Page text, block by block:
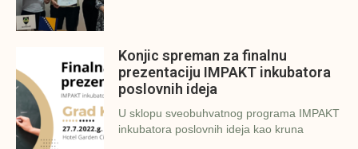
Konjic spreman za finalnu
prezentaciju IMPAKT inkubatora
poslovnih ideja
U sklopu sveobuhvatnog programa IMPAKT
inkubatora poslovnih ideja kao kruna